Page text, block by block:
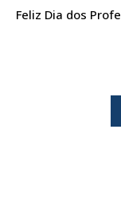
Feliz Dia dos